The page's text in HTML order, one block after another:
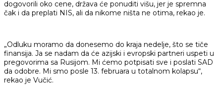
dogovorili oko cene, država će ponuditi višu, jer je spremna
čak i da preplati NIS, ali da nikome ništa ne otima, rekao je.
„Odluku moramo da donesemo do kraja nedelje, što se tiče
finansija. Ja se nadam da će azijski i evropski partneri uspeti u
pregovorima sa Rusijom. Mi ćemo potpisati sve i poslati SAD
da odobre. Mi smo posle 13. februara u totalnom kolapsu“,
rekao je Vučić.